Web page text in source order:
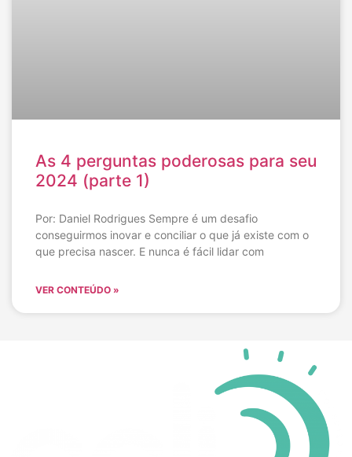
As 4 perguntas poderosas para seu
2024 (parte 1)
Por: Daniel Rodrigues Sempre é um desafio
conseguirmos inovar e conciliar o que já existe com o
que precisa nascer. E nunca é fácil lidar com
VER CONTEÚDO »